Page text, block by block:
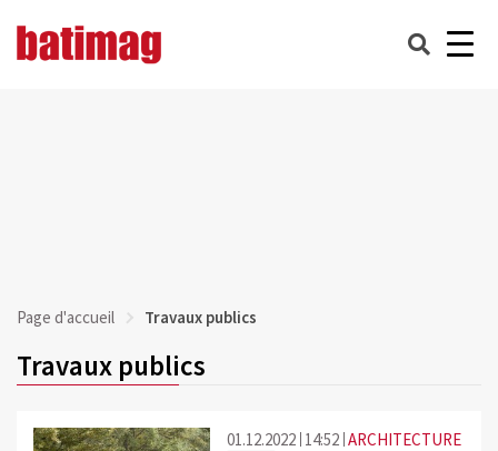
Page d'accueil Travaux publics
Travaux publics
01.12.2022 14:52 ARCHITECTURE